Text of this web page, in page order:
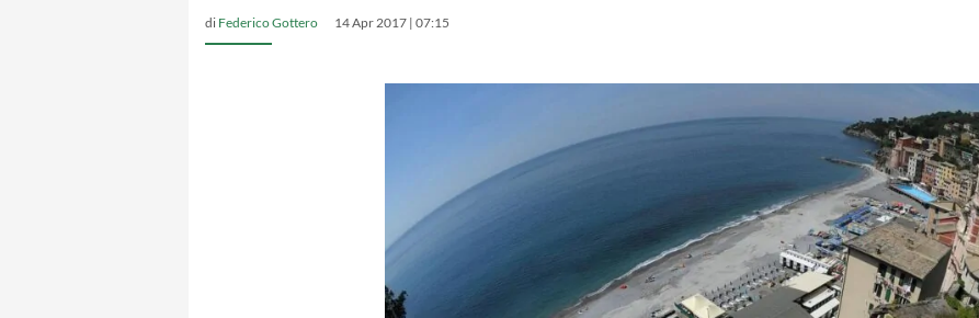
di Federico Gottero 14 Apr 2017 | 07:15